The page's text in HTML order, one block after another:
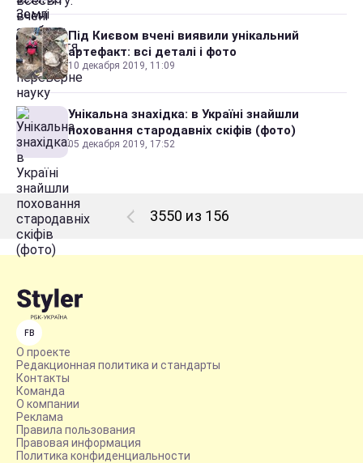
Під Києвом вчені виявили унікальний
артефакт: всі деталі і фото
10 декабря 2019, 11:09
Унікальна знахідка: в Україні знайшли
поховання стародавніх скіфів (фото)
05 декабря 2019, 17:52
3550 из 156
FB
О проекте
Редакционная политика и стандарты
Контакты
Команда
О компании
Реклама
Правила пользования
Правовая информация
Политика конфиденциальности